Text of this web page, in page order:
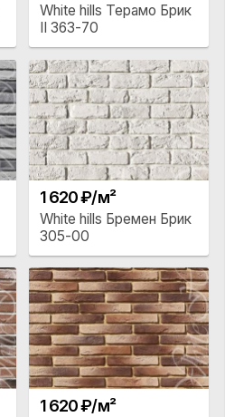
White hills Терамо Брик
II 363-70
1 620 ₽/м²
White hills Бремен Брик
305-00
1 620 ₽/м²